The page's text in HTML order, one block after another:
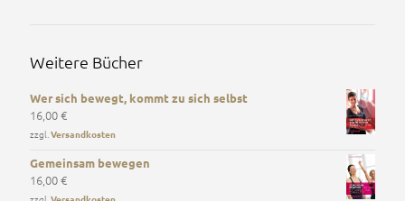
Weitere Bücher
Wer sich bewegt, kommt zu sich selbst
16,00€
zzgl.Versandkosten
Gemeinsam bewegen
16,00€